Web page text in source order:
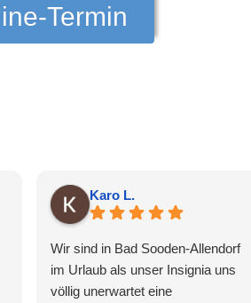
Termin
Karo L.
Wir sind in Bad Sooden-Allendorf
im Urlaub als unser Insignia uns
völlig unerwartet eine